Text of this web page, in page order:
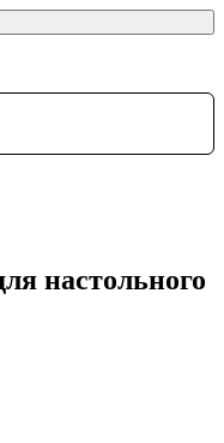
настольного